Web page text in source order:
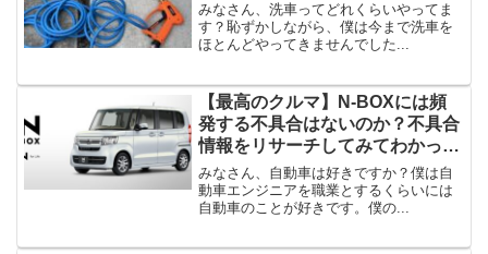
みなさん、洗車ってどれくらいやってま
す？恥ずかしながら、僕は今まで洗車を
ほとんどやってきませんでした...
【最高のクルマ】N-BOXには頻
発する不具合はないのか？不具合
情報をリサーチしてみてわかった
こと
みなさん、自動車は好きですか？僕は自
動車エンジニアを職業とするくらいには
自動車のことが好きです。僕の...